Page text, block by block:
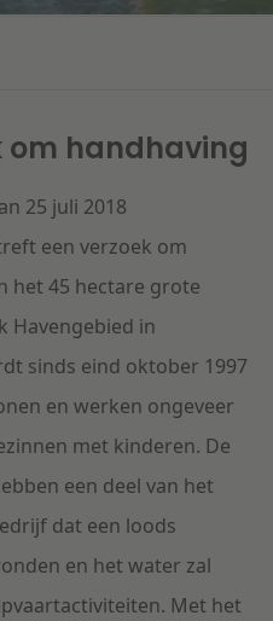
om handhaving
25 juli 2018
een verzoek om
het 45 hectare grote
Havengebied in
sinds eind oktober 1997
en werken ongeveer
met kinderen. De
een deel van het
dat een loods
en het water zal
Met het